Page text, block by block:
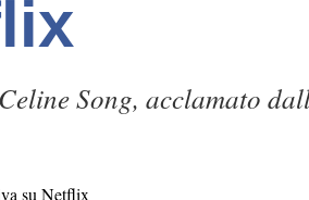
Song, acclamato